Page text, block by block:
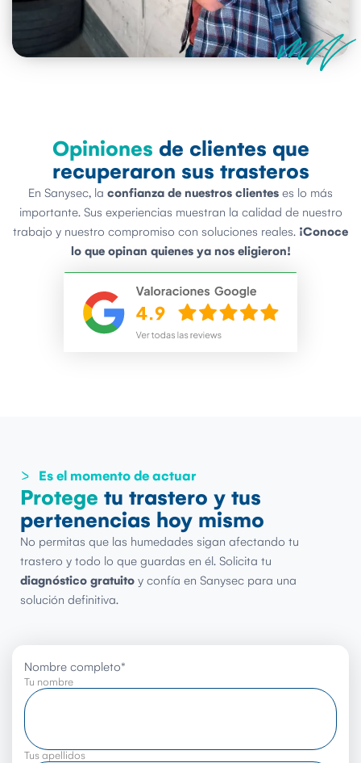
Opiniones de clientes que
recuperaron sus trasteros
En Sanysec, la confianza de nuestros clientes es lo más
importante. Sus experiencias muestran la calidad de nuestro
trabajo y nuestro compromiso con soluciones reales. ¡Conoce
lo que opinan quienes ya nos eligieron!
Es el momento de actuar
Protege tu trastero y tus
pertenencias hoy mismo
No permitas que las humedades sigan afectando tu
trastero y todo lo que guardas en él. Solicita tu
diagnóstico gratuito y confía en Sanysec para una
solución definitiva.
Nombre completo*
Tu nombre
Tus apellidos